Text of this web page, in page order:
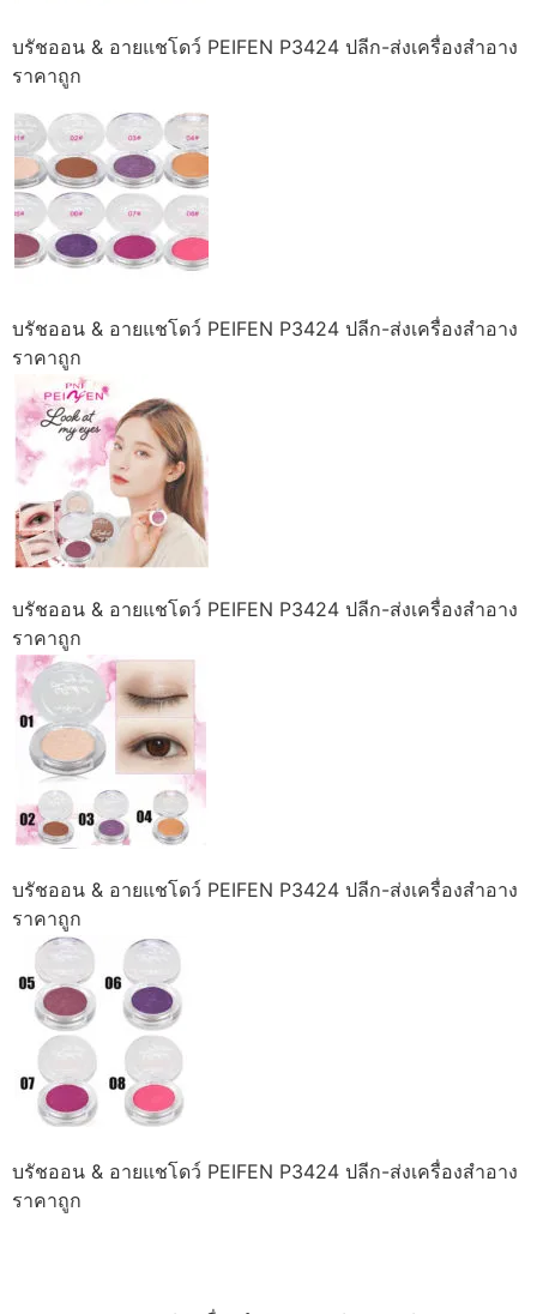
บรัชออน & อายแชโดว์ PEIFEN P3424 ปลีก-ส่งเครื่องสำอาง
ราคาถูก
บรัชออน & อายแชโดว์ PEIFEN P3424 ปลีก-ส่งเครื่องสำอาง
ราคาถูก
บรัชออน & อายแชโดว์ PEIFEN P3424 ปลีก-ส่งเครื่องสำอาง
ราคาถูก
บรัชออน & อายแชโดว์ PEIFEN P3424 ปลีก-ส่งเครื่องสำอาง
ราคาถูก
บรัชออน & อายแชโดว์ PEIFEN P3424 ปลีก-ส่งเครื่องสำอาง
ราคาถูก